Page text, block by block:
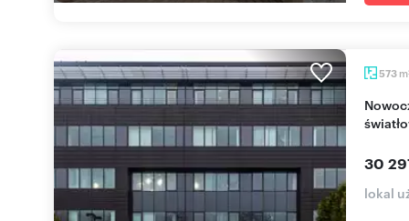
573 m
Nowoczesny biurowiec 573 m² z klimatyzacją i
30
lokal